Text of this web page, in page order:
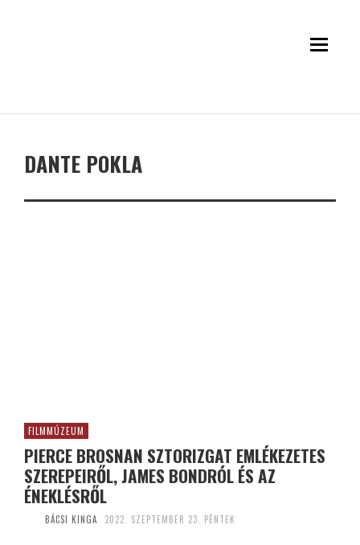
DANTE POKLA
FILMMÚZEUM
PIERCE BROSNAN SZTORIZGAT EMLÉKEZETES
SZEREPEIRŐL, JAMES BONDRÓL ÉS AZ
ÉNEKLÉSRŐL
BÁCSI KINGA 2022. SZEPTEMBER 23. PÉNTEK